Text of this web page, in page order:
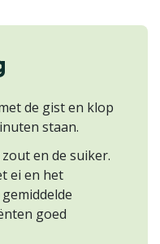
de gist en klop
staan.
en de suiker.
ei en het
goed